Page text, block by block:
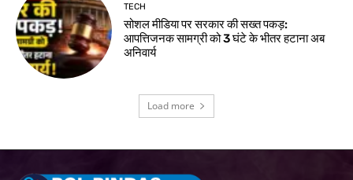
TECH
सोशल मीडिया पर सरकार की सख्त पकड़:
आपत्तिजनक सामग्री को 3 घंटे के भीतर हटाना अब
अनिवार्य
Load more